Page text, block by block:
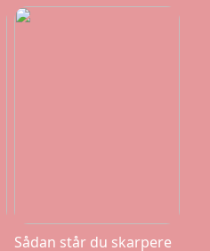
Sådan står du skarpere